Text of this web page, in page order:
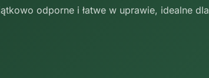
odporne i łatwe w uprawie, idealne dla